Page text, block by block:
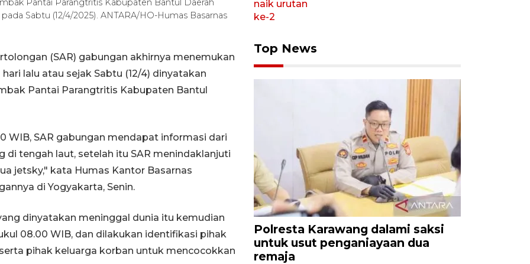
Pantai Parangtritis Kabupaten Bantul Daerah
Sabtu (12/4/2025). ANTARA/HO-Humas Basarnas
(SAR) gabungan akhirnya menemukan
lalu atau sejak Sabtu (12/4) dinyatakan
Pantai Parangtritis Kabupaten Bantul
WIB, SAR gabungan mendapat informasi dari
tengah laut, setelah itu SAR menindaklanjuti
jetsky," kata Humas Kantor Basarnas
di Yogyakarta, Senin.
dinyatakan meninggal dunia itu kemudian
08.00 WIB, dan dilakukan identifikasi pihak
pihak keluarga korban untuk mencocokkan
Top News
Polresta Karawang dalami saksi
untuk usut penganiayaan dua
remaja